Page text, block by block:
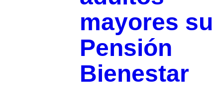
mayores su
Pensión
Bienestar